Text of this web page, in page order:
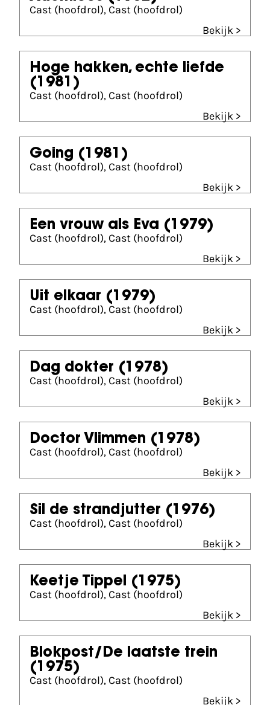
Cast (hoofdrol), Cast (hoofdrol)
Bekijk >
Hoge hakken, echte liefde
(1981)
Cast (hoofdrol), Cast (hoofdrol)
Bekijk >
Going (1981)
Cast (hoofdrol), Cast (hoofdrol)
Bekijk >
Een vrouw als Eva (1979)
Cast (hoofdrol), Cast (hoofdrol)
Bekijk >
Uit elkaar (1979)
Cast (hoofdrol), Cast (hoofdrol)
Bekijk >
Dag dokter (1978)
Cast (hoofdrol), Cast (hoofdrol)
Bekijk >
Doctor Vlimmen (1978)
Cast (hoofdrol), Cast (hoofdrol)
Bekijk >
Sil de strandjutter (1976)
Cast (hoofdrol), Cast (hoofdrol)
Bekijk >
Keetje Tippel (1975)
Cast (hoofdrol), Cast (hoofdrol)
Bekijk >
Blokpost/De laatste trein
(1975)
Cast (hoofdrol), Cast (hoofdrol)
Bekijk >